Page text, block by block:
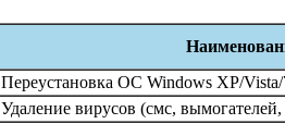
Переустановка ОС Windows XP/Vista/
Удаление вирусов (смс,